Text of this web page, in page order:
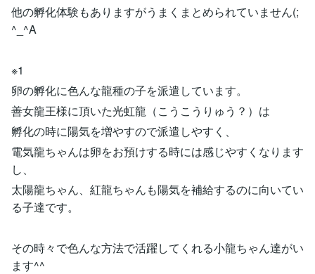
他の孵化体験もありますがうまくまとめられていません(;
^_^A
※1
卵の孵化に色んな龍種の子を派遣しています。
善女龍王様に頂いた光虹龍（こうこうりゅう？）は
孵化の時に陽気を増やすので派遣しやすく、
電気龍ちゃんは卵をお預けする時には感じやすくなります
し、
太陽龍ちゃん、紅龍ちゃんも陽気を補給するのに向いてい
る子達です。
その時々で色んな方法で活躍してくれる小龍ちゃん達がい
ます^^